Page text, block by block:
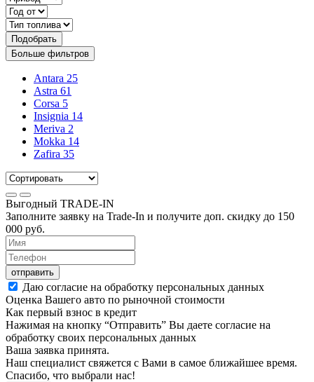
Подобрать
Больше фильтров
Antara 25
Astra 61
Corsa 5
Insignia 14
Meriva 2
Mokka 14
Zafira 35
Выгодный TRADE-IN
Заполните заявку на Trade-In и получите доп. скидку до 150
000 руб.
отправить
Даю согласие на обработку персональных данных
Оценка Вашего авто по рыночной стоимости
Как первый взнос в кредит
Нажимая на кнопку “Отправить” Вы даете согласие на
обработку своих персональных данных
Ваша заявка принята.
Наш специалист свяжется с Вами в самое ближайшее время.
Спасибо, что выбрали нас!